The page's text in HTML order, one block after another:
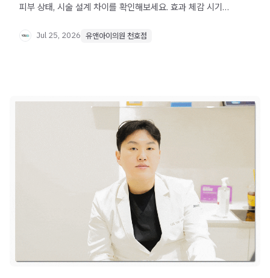
피부 상태, 시술 설계 차이를 확인해보세요. 효과 체감 시기와
Jul 25, 2026 유앤아이의원 천호점